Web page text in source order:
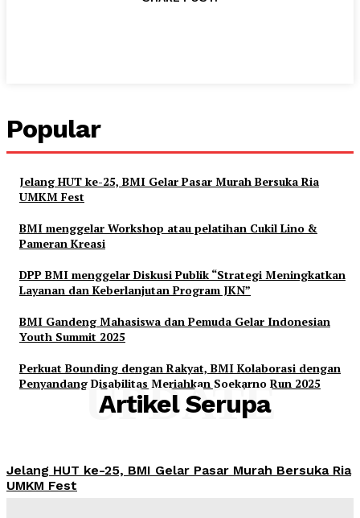
Popular
Jelang HUT ke-25, BMI Gelar Pasar Murah Bersuka Ria
UMKM Fest
BMI menggelar Workshop atau pelatihan Cukil Lino &
Pameran Kreasi
DPP BMI menggelar Diskusi Publik “Strategi Meningkatkan
Layanan dan Keberlanjutan Program JKN”
BMI Gandeng Mahasiswa dan Pemuda Gelar Indonesian
Youth Summit 2025
Perkuat Bounding dengan Rakyat, BMI Kolaborasi dengan
Penyandang Disabilitas Meriahkan Soekarno Run 2025
Artikel Serupa
UPDATE
Jelang HUT ke-25, BMI Gelar Pasar Murah Bersuka Ria
UMKM Fest